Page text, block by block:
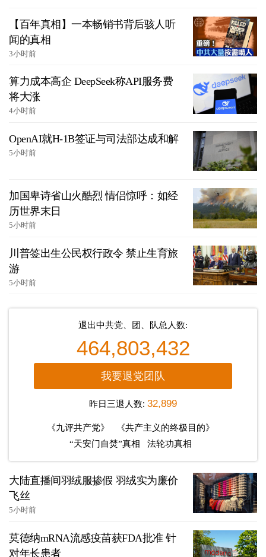
【百年真相】一本畅销书背后骇人听
闻的真相
3小时前
算力成本高企 DeepSeek称API服务费
将大涨
4小时前
OpenAI就H-1B签证与司法部达成和解
5小时前
加国卑诗省山火酷烈 情侣惊呼：如经
历世界末日
5小时前
川普签出生公民权行政令 禁止生育旅
游
5小时前
退出中共党、团、队总人数:
464,803,432
我要退党团队
昨日三退人数: 32,899
《九评共产党》
《共产主义的终极目的》
“天安门自焚”真相
法轮功真相
大陆直播间羽绒服掺假 羽绒实为廉价
飞丝
5小时前
莫德纳mRNA流感疫苗获FDA批准 针
对年长患者